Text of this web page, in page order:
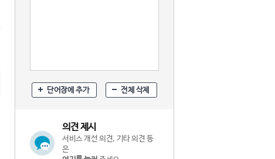
단어장에 추가 전체 삭제
의견 제시
서비스 개선 의견, 기타 의견 등
은